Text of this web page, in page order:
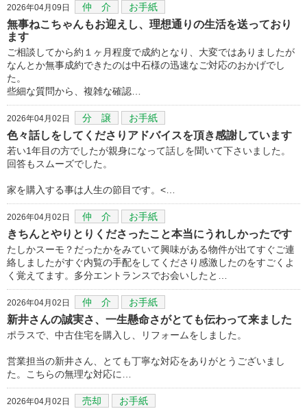
2026年04月09日 仲 介 お手紙
無事ねこちゃんもお迎えし、理想通りの生活を送っており
ます
ご相談してから約１ヶ月程度で成約となり、大変ではありましたが
なんとか無事成約できたのは中石様の迅速なご対応のおかげでし
た。
些細な質問から、複雑な確認…
2026年04月02日 分 譲 お手紙
色々話しをしてくださりアドバイスを頂き感謝しています
若い1年目の方でしたが親身になって話しを聞いて下さいました。
回答もスムーズでした。
家を購入する事は人生の節目です。<…
2026年04月02日 仲 介 お手紙
きちんとやりとりくださったこと本当にうれしかったです
たしかスーモ？だったかをみていて興味がある物件が出てすぐご連
絡しましたがすぐ内覧の手配をしてくださり感激したのをすごくよ
く覚えてます。多分エントランスでお会いしたと…
2026年04月02日 仲 介 お手紙
新井さんの誠実さ、一生懸命さがとても伝わって来ました
ポラスで、中古住宅を購入し、リフォームをしました。
営業担当の新井さん、とても丁寧な対応をありがとうございまし
た。こちらの無理な対応に…
2026年04月02日 売却 お手紙